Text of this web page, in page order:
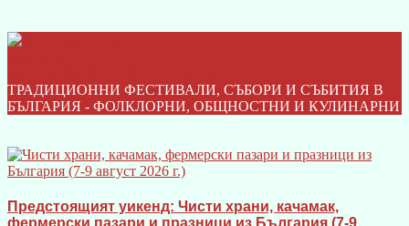
ТРАДИЦИОННИ ФЕСТИВАЛИ, СЪБОРИ И СЪБИТИЯ В
БЪЛГАРИЯ - ФОЛКЛОРНИ, ОБЩНОСТНИ И КУЛИНАРНИ
Предстоящият уикенд: Чисти храни, качамак,
фермерски пазари и празници из България (7-9